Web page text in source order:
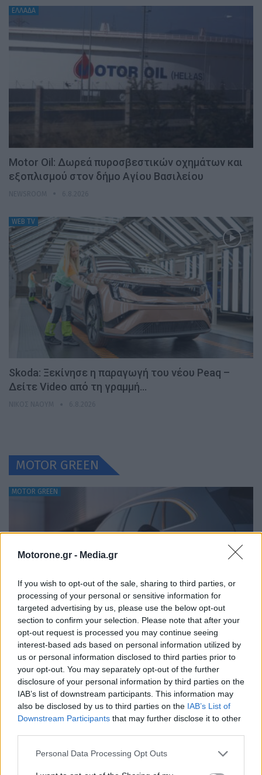
Motorone.gr - Media.gr
If you wish to opt-out of the sale, sharing to third parties, or
processing of your personal or sensitive information for
targeted advertising by us, please use the below opt-out
section to confirm your selection. Please note that after your
opt-out request is processed you may continue seeing
interest-based ads based on personal information utilized by
us or personal information disclosed to third parties prior to
your opt-out. You may separately opt-out of the further
disclosure of your personal information by third parties on the
IAB’s list of downstream participants. This information may
also be disclosed by us to third parties on the IAB’s List of
Downstream Participants that may further disclose it to other
Personal Data Processing Opt Outs
ΕΛΛΑΔΑ
Motor Oil: Δωρεά πυροσβεστικών οχημάτων και
εξοπλισμού στον δήμο Αγίου Βασιλείου
WEB TV
Skoda: Ξεκίνησε η παραγωγή του νέου Peaq –
Δείτε Video από τη γραμμή…
MOTOR GREEN
MOTOR GREEN
Ηλεκτροκίνηση: Οι υπηρεσίες και τα πακέτα των
παρόχων ενέργειας
NEWSROOM 31.7.2026
MOTOR GREEN